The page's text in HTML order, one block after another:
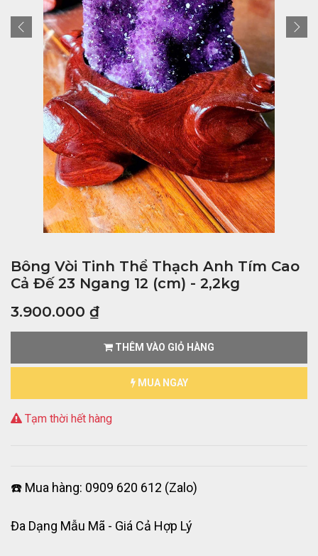
Bông Vòi Tinh Thể Thạch Anh Tím Cao
Cả Đế 23 Ngang 12 (cm) - 2,2kg
3.900.000 ₫
THÊM VÀO GIỎ HÀNG
MUA NGAY
Tạm thời hết hàng
☎️ Mua hàng: 0909 620 612 (Zalo)
Đa Dạng Mẫu Mã - Giá Cả Hợp Lý